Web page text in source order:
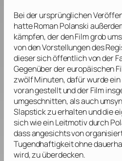
Bei der ursprünglichen
hatteRoman Polanski
kämpfen, der den Film grob
von den Vorstellungen des
dieser sich öffentlich von der
Gegenüber der europäischen
zwölf Minuten, dafür wurde
voran gestellt und der Film
umgeschnitten, als auch
Slapstick zu erhalten und die
sich wie ein Leitmotiv durch
dass angesichts von
Tugendhaftigkeit ohne
wird, zu überdecken.